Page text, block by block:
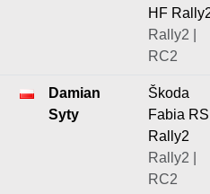
HF
Rally2 |
RC2
Damian
Syty
Škoda
Fabia RS
Rally2
Rally2 |
RC2